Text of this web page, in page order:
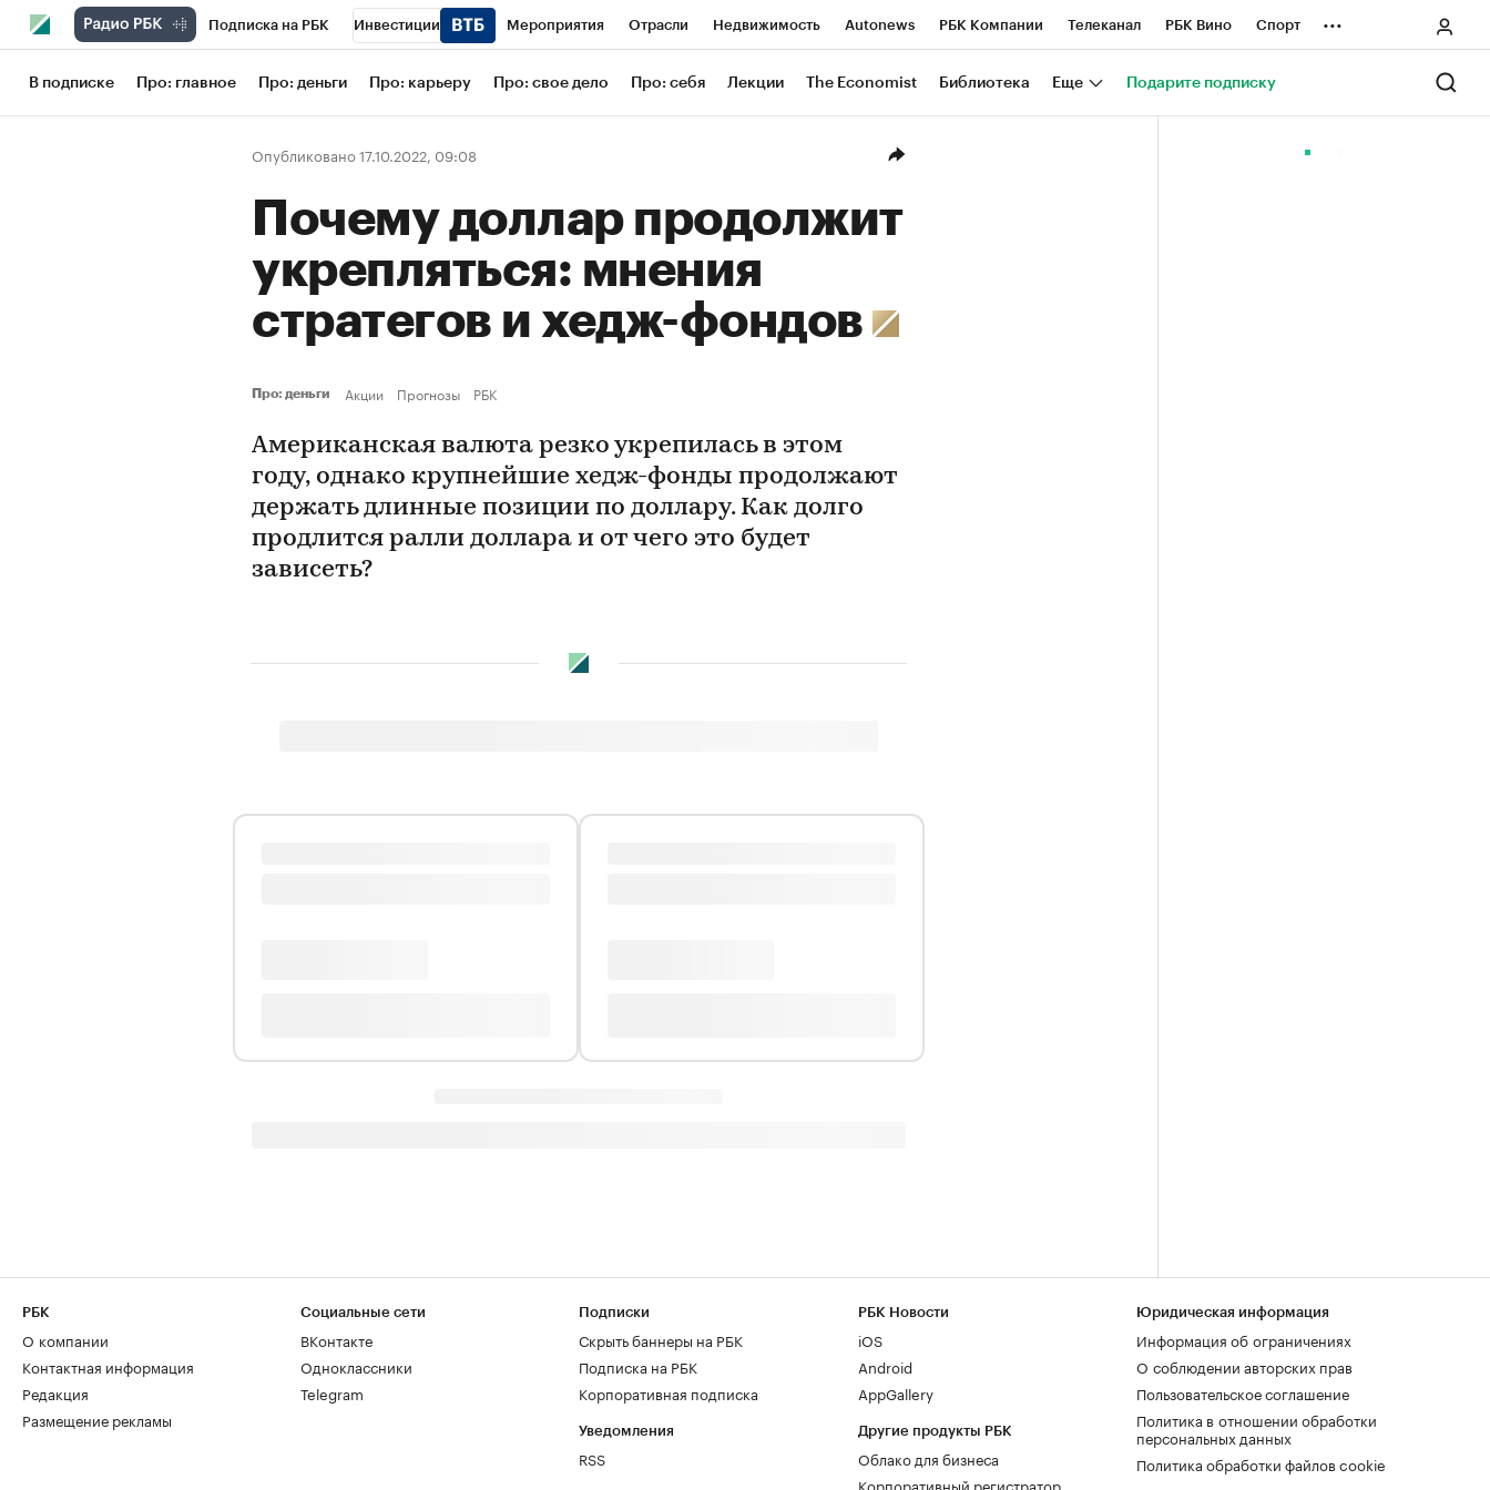
Подписка на РБК Инвестиции Мероприятия Отрасли Недвижимость Autonews РБК Компании Телеканал РБК Вино Спорт
Школа управления РБК РБК Образование РБК Life Тренды Визионеры Национальные проекты Город
Рынок наличной валюты
...
В подписке Про: главное Про: деньги Про: карьеру Про: свое дело Про: себя Лекции The Economist Библиотека Еще Подарите подписку
Опубликовано 17.10.2022, 09:08
Почему доллар продолжит
укрепляться: мнения
стратегов и хедж-фондов
Про: деньги Акции Прогнозы РБК
Американская валюта резко укрепилась в этом
году, однако крупнейшие хедж-фонды продолжают
держать длинные позиции по доллару. Как долго
продлится ралли доллара и от чего это будет
зависеть?
РБК
О компании
Контактная информация
Редакция
Размещение рекламы
Социальные сети
ВКонтакте
Одноклассники
Telegram
Подписки
Скрыть баннеры на РБК
Подписка на РБК
Корпоративная подписка
Уведомления
RSS
РБК Новости
iOS
Android
AppGallery
Другие продукты РБК
Облако для бизнеса
Корпоративный регистратор
Юридическая информация
Информация об ограничениях
О соблюдении авторских прав
Пользовательское соглашение
Политика в отношении обработки
персональных данных
Политика обработки файлов cookie